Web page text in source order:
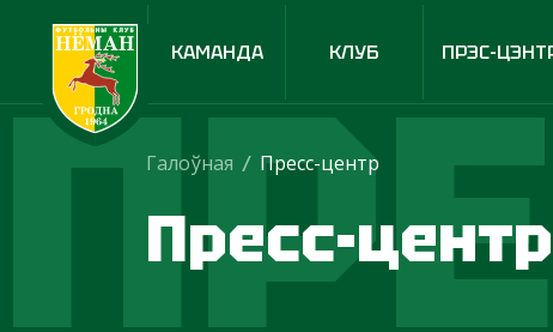
КАМАНДА КЛУБ ПРЭС-
Галоўная / Пресс-центр
Пресс-центр